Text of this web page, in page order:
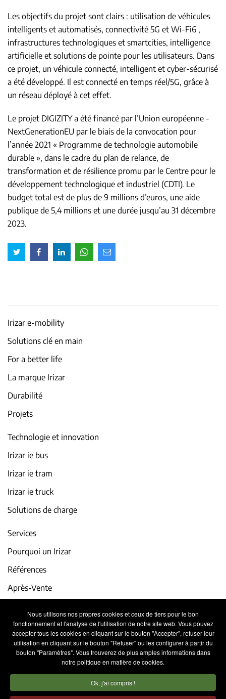
Nous utilisons nos propres cookies et ceux de tiers pour le bon
fonctionnement et l'analyse de l'utilisation de notre site web. Vous pouvez
accepter tous les cookies en cliquant sur le bouton "Accepter", refuser leur
utilisation en cliquant sur le bouton "Refuser" ou les configurer à partir du
bouton "Paramètres". Vous trouverez de plus amples informations dans
notre politique en matière de cookies.
Ok, j'ai compris !
Les objectifs du projet sont clairs : utilisation de véhicules
intelligents et automatisés, connectivité 5G et Wi-Fi6 ,
infrastructures technologiques et smartcities, intelligence
artificielle et solutions de pointe pour les utilisateurs. Dans
ce projet, un véhicule connecté, intelligent et cyber-sécurisé
a été développé. Il est connecté en temps réel/5G, grâce à
un réseau déployé à cet effet.
Le projet DIGIZITY a été financé par l’Union européenne -
NextGenerationEU par le biais de la convocation pour
l’année 2021 « Programme de technologie automobile
durable », dans le cadre du plan de relance, de
transformation et de résilience promu par le Centre pour le
développement technologique et industriel (CDTI). Le
budget total est de plus de 9 millions d’euros, une aide
publique de 5,4 millions et une durée jusqu’au 31 décembre
2023.
Irizar e-mobility
Solutions clé en main
For a better life
La marque Irizar
Durabilité
Projets
Technologie et innovation
Irizar ie bus
Irizar ie tram
Irizar ie truck
Solutions de charge
Services
Pourquoi un Irizar
Références
Après-Vente
Actualité et événements
Travaillez avec nous